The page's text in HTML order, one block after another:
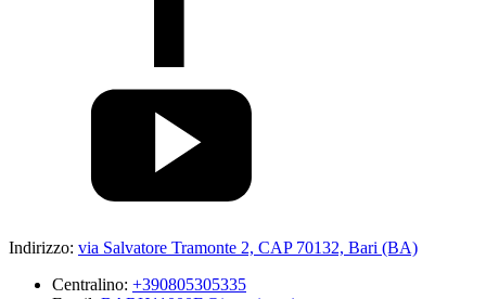
Indirizzo: via Salvatore Tramonte 2, CAP 70132, Bari (BA)
Centralino: +390805305335